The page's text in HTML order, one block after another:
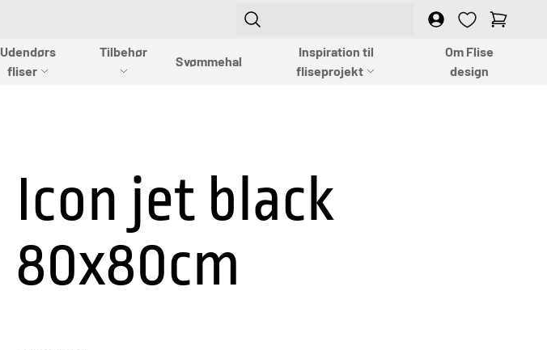
Udendørs
fliser
Tilbehør
Svømmehal
Inspiration til
fliseprojekt
Om Flise
design
Icon jet black
80x80cm